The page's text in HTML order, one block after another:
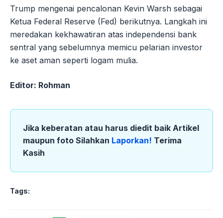
Trump mengenai pencalonan Kevin Warsh sebagai
Ketua Federal Reserve (Fed) berikutnya. Langkah ini
meredakan kekhawatiran atas independensi bank
sentral yang sebelumnya memicu pelarian investor
ke aset aman seperti logam mulia.
Editor: Rohman
Jika keberatan atau harus diedit baik Artikel
maupun foto Silahkan Laporkan! Terima
Kasih
Tags: